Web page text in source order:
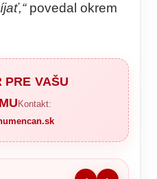
povedal okrem
PRE VAŠU
Kontakt: